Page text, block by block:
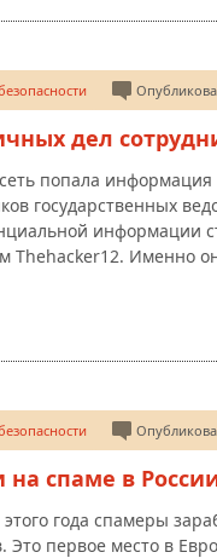
дел
попала информация
государственных
информации
Thehacker12. Именно
спаме в
года спамеры
Это первое место в